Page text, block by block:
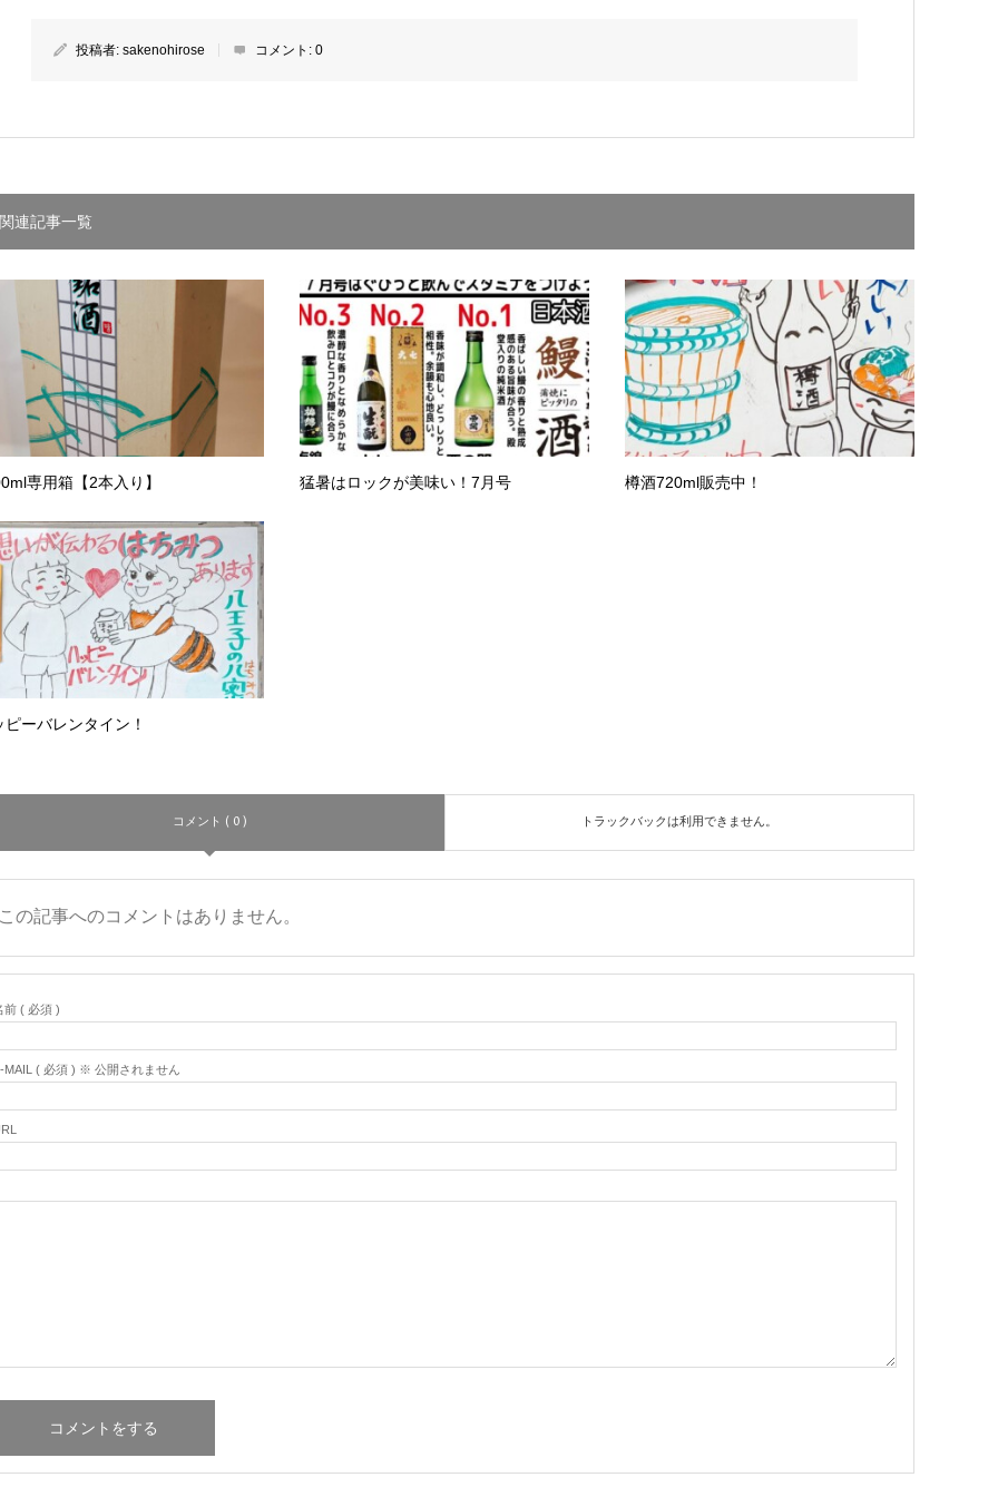
投稿者: sakenohirose コメント: 0
連記事一覧
専用箱【2本入り】 猛暑はロックが美味い！7月号 樽酒720ml販売中！
ピーバレンタイン！
コメント ( 0 ) トラックバックは利用できません。
の記事へのコメントはありません。
前 ( 必須 )
MAIL ( 必須 ) ※ 公開されません